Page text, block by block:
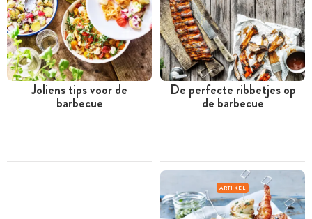
Joliens tips voor de
barbecue
De perfecte ribbetjes op
de barbecue
ARTIKEL